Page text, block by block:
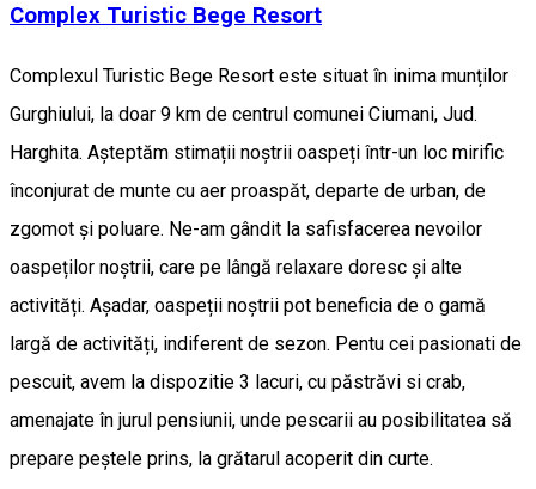
Complex Turistic Bege Resort
Complexul Turistic Bege Resort este situat în inima munților
Gurghiului, la doar 9 km de centrul comunei Ciumani, Jud.
Harghita. Așteptăm stimații noștrii oaspeți într-un loc mirific
înconjurat de munte cu aer proaspăt, departe de urban, de
zgomot și poluare. Ne-am gândit la safisfacerea nevoilor
oaspeților noștrii, care pe lângă relaxare doresc și alte
activități. Așadar, oaspeții noștrii pot beneficia de o gamă
largă de activități, indiferent de sezon. Pentu cei pasionati de
pescuit, avem la dispozitie 3 lacuri, cu păstrăvi si crab,
amenajate în jurul pensiunii, unde pescarii au posibilitatea să
prepare peștele prins, la grătarul acoperit din curte.